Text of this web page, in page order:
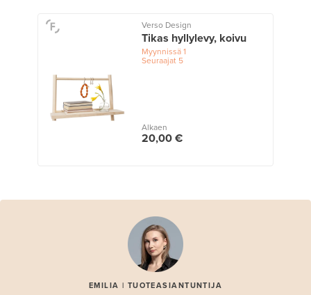
Verso Design
Tikas hyllylevy, koivu
Myynnissä1
Seuraajat 5
Alkaen
20,00 €
EMILIA | TUOTEASIANTUNTIJA